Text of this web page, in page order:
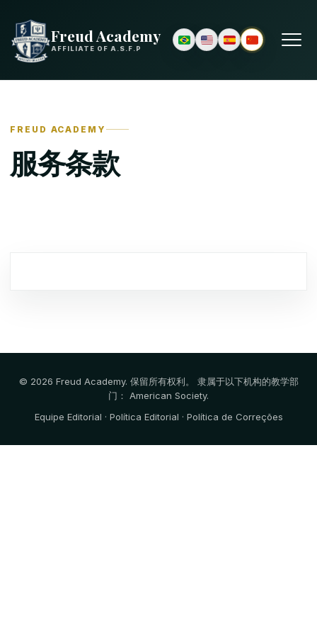
Freud Academy
AFFILIATE OF A.S.F.P
FREUD ACADEMY
服务条款
© 2026 Freud Academy. 保留所有权利。 隶属于以下机构的教学部
门： American Society.
Equipe Editorial · Política Editorial · Política de Correções